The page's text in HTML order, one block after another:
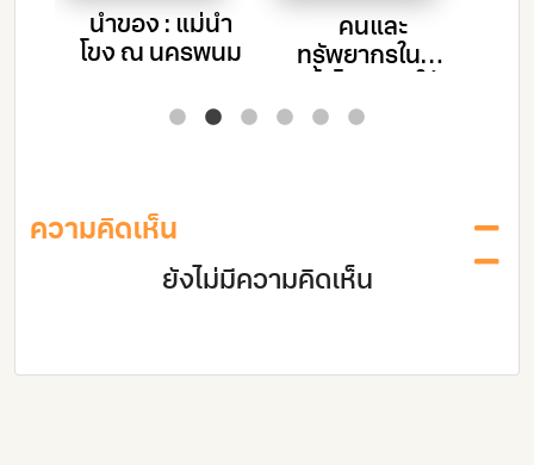
น้ำของ : แม่น้ำ
โขง ณ นครพนม
คนและ
ทรัพยากรในลุ่ม
ความไม่แน่นอน
ความคิดเห็น
ยังไม่มีความคิดเห็น